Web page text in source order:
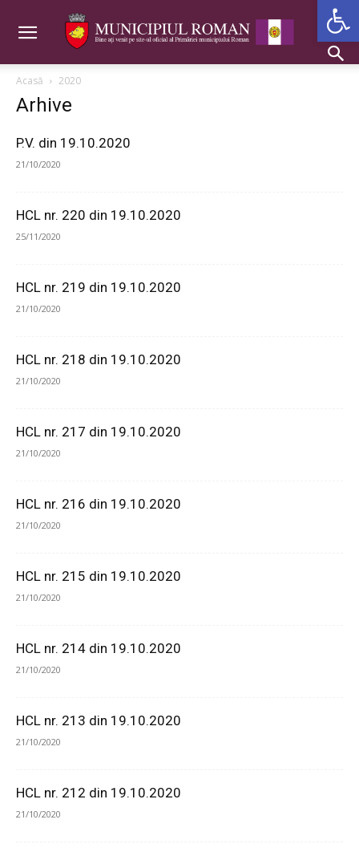
Acasă 2020
Arhive
P.V. din 19.10.2020
21/10/2020
HCL nr. 220 din 19.10.2020
25/11/2020
HCL nr. 219 din 19.10.2020
21/10/2020
HCL nr. 218 din 19.10.2020
21/10/2020
HCL nr. 217 din 19.10.2020
21/10/2020
HCL nr. 216 din 19.10.2020
21/10/2020
HCL nr. 215 din 19.10.2020
21/10/2020
HCL nr. 214 din 19.10.2020
21/10/2020
HCL nr. 213 din 19.10.2020
21/10/2020
HCL nr. 212 din 19.10.2020
21/10/2020